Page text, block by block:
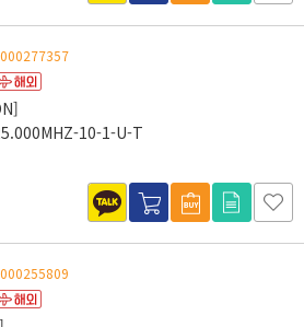
10-1-U-T